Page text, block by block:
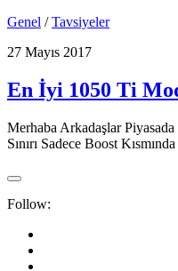
Genel /Tavsiyeler
27 Mayıs 2017
En İyi 1050 Ti
Merhaba Arkadaşlar
Sınırı Sadece Boost
Follow: